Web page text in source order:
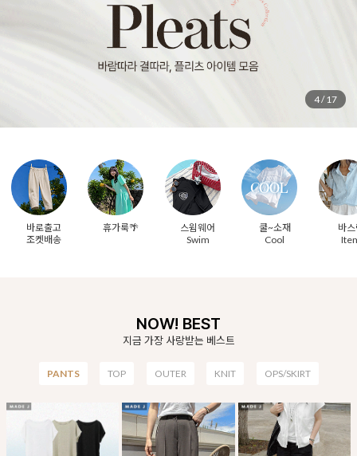
6/17
바로출고
조켓배송
휴가룩🌴
스윔웨어
Swim
쿨~소재
Cool
바
NOW! BEST
지금 가장 사랑받는 베스트
PANTS TOP OUTER KNIT OPS/SKIRT